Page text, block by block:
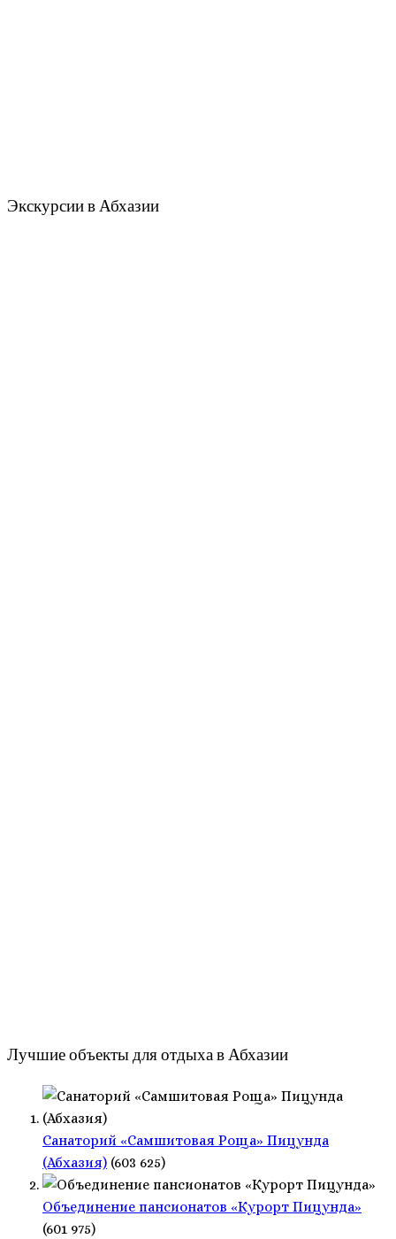
Экскурсии в Абхазии
Лучшие объекты для отдыха в Абхазии
Санаторий «Самшитовая Роща» Пицунда
(Абхазия) (603 625)
Объединение пансионатов «Курорт Пицунда»
(601 975)